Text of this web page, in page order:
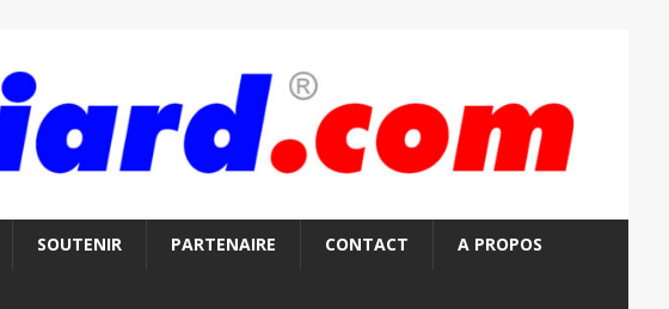
SOUTENIR PARTENAIRE CONTACT A PROPOS